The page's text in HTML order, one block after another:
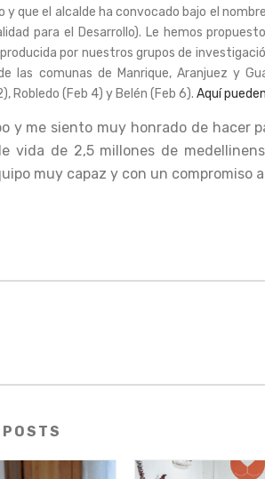
que el alcalde ha convocado bajo el
para el Desarrollo). Le hemos
por nuestros grupos de
las comunas de Manrique, Aranjuez y
Robledo (Feb 4) y Belén (Feb 6). Aquí
y me siento muy honrado de hacer
vida de 2,5 millones de
muy capaz y con un compromiso